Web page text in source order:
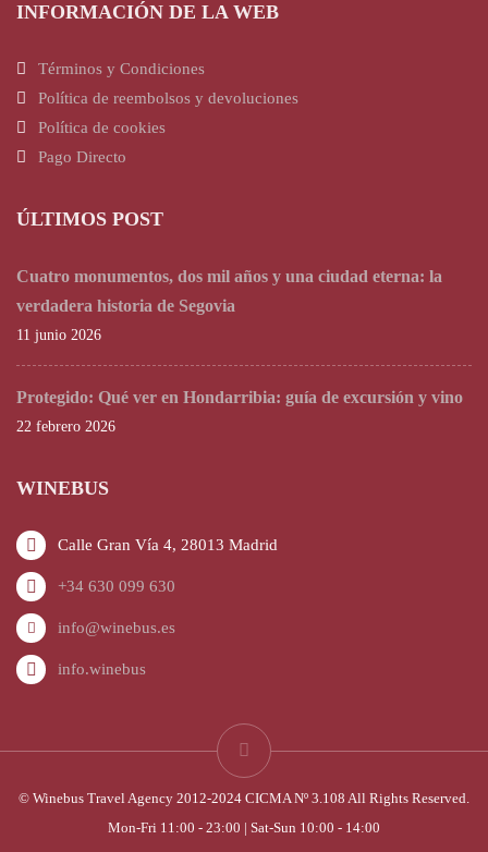
INFORMACIÓN DE LA WEB
Términos y Condiciones
Política de reembolsos y devoluciones
Política de cookies
Pago Directo
ÚLTIMOS POST
Cuatro monumentos, dos mil años y una ciudad eterna: la
verdadera historia de Segovia
11 junio 2026
Protegido: Qué ver en Hondarribia: guía de excursión y vino
22 febrero 2026
WINEBUS
Calle Gran Vía 4, 28013 Madrid
+34 630 099 630
info@winebus.es
info.winebus
© Winebus Travel Agency 2012-2024 CICMA Nº 3.108 All Rights Reserved.
Mon-Fri 11:00 - 23:00 | Sat-Sun 10:00 - 14:00